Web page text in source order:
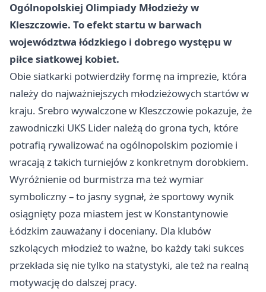
Ogólnopolskiej Olimpiady Młodzieży w
Kleszczowie. To efekt startu w barwach
województwa łódzkiego i dobrego występu w
piłce siatkowej kobiet.
Obie siatkarki potwierdziły formę na imprezie, która
należy do najważniejszych młodzieżowych startów w
kraju. Srebro wywalczone w Kleszczowie pokazuje, że
zawodniczki UKS Lider należą do grona tych, które
potrafią rywalizować na ogólnopolskim poziomie i
wracają z takich turniejów z konkretnym dorobkiem.
Wyróżnienie od burmistrza ma też wymiar
symboliczny – to jasny sygnał, że sportowy wynik
osiągnięty poza miastem jest w Konstantynowie
Łódzkim zauważany i doceniany. Dla klubów
szkolących młodzież to ważne, bo każdy taki sukces
przekłada się nie tylko na statystyki, ale też na realną
motywację do dalszej pracy.